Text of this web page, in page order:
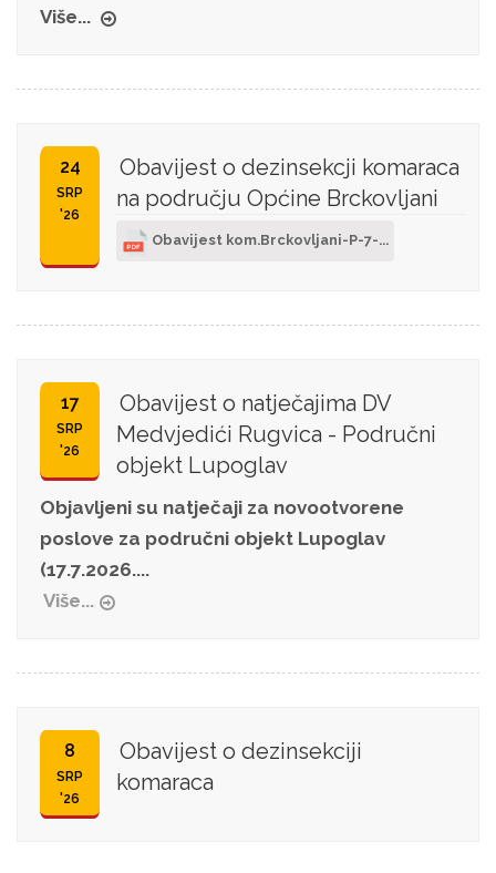
Više...
24
SRP
'26
Obavijest o dezinsekcji komaraca
na području Općine Brckovljani
Obavijest kom.Brckovljani-P-7-...
17
SRP
'26
Obavijest o natječajima DV
Medvjedići Rugvica - Područni
objekt Lupoglav
Objavljeni su natječaji za novootvorene
poslove za područni objekt Lupoglav
(17.7.2026....
Više...
8
SRP
'26
Obavijest o dezinsekciji
komaraca